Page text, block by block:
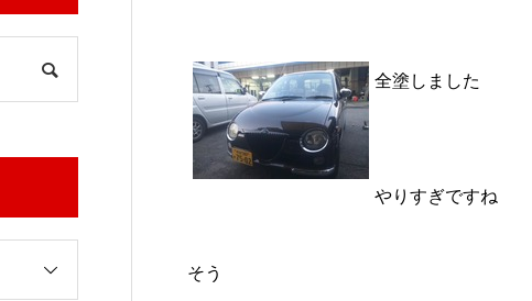
全塗しました
やりすぎですね
そう